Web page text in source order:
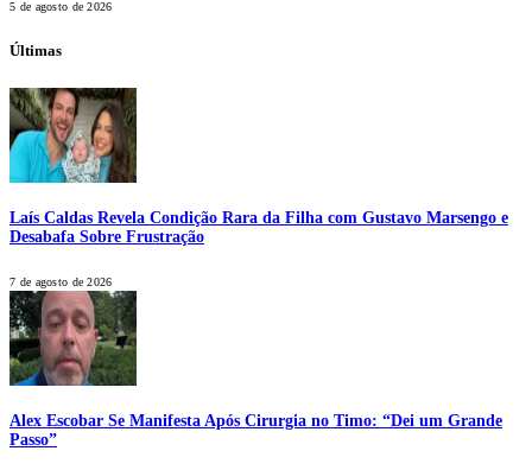
5 de agosto de 2026
Últimas
Laís Caldas Revela Condição Rara da Filha com Gustavo Marsengo e
Desabafa Sobre Frustração
7 de agosto de 2026
Alex Escobar Se Manifesta Após Cirurgia no Timo: “Dei um Grande
Passo”